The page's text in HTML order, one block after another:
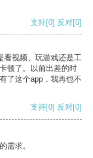
支持[0] 反对[0]
看视频、玩游戏还是工
顿了。以前出差的时
了这个app，我再也不
支持[0] 反对[0]
需求。